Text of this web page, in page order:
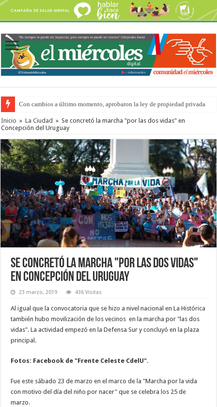
Con cambios a último momento, aprobaron la ley de propiedad privada
Del viernes 7 al domingo 9 de agosto: la agenda ¿A dónde ir? para este
Inicio » La Ciudad » Se concretó la marcha "por las dos vidas" en
Concepción del Uruguay
Se concretó la marcha "por las dos vidas"
en Concepción del Uruguay
23 marzo, 2019 436 Visitas
Al igual que la convocatoria que se hizo a nivel nacional en La Histórica
también hubo movilización de los vecinos en la marcha por "las dos
vidas". La actividad empezó en la Defensa Sur y concluyó en la plaza
principal.
Fotos: Facebook de "Frente Celeste CdelU".
Fue este sábado 23 de marzo en el marco de la "Marcha por la vida
con motivo del día del niño por nacer" que se celebra los 25 de
marzo.